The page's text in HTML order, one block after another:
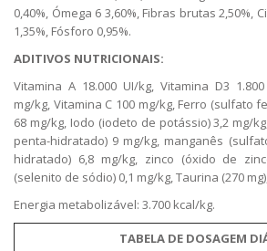
0,40%, Ómega 6 3,60%, Fibras brutas 2,50%,
1,35%, Fósforo 0,95%.
ADITIVOS NUTRICIONAIS:
Vitamina A 18.000 UI/kg, Vitamina D3
mg/kg, Vitamina C 100 mg/kg, Ferro (sulfato
68 mg/kg, Iodo (iodeto de potássio) 3,2 mg/
penta-hidratado) 9 mg/kg, manganês
hidratado) 6,8 mg/kg, zinco (óxido de
(selenito de sódio) 0,1 mg/kg, Taurina (270
Energia metabolizável: 3.700 kcal/kg.
TABELA DE DOSAGEM